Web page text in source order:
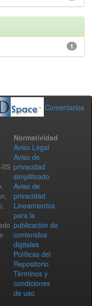
1
Comentarios
IIS
Normatividad
Aviso Legal
Aviso de
privacidad
simplificado
Aviso de
privacidad
Lineamientos
para la
publicación de
contenidos
digitales
Políticas del
Repositorio
Términos y
condiciones
de uso